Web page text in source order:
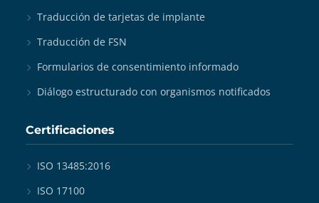
Traducción de tarjetas de implante
Traducción de FSN
Formularios de consentimiento informado
Diálogo estructurado con organismos notificados
Certificaciones
ISO 13485:2016
ISO 17100